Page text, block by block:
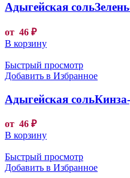
Адыгейская
от 46 ₽
В корзину
Быстрый просмотр
Добавить в Избранное
Адыгейская
от 46 ₽
В корзину
Быстрый просмотр
Добавить в Избранное